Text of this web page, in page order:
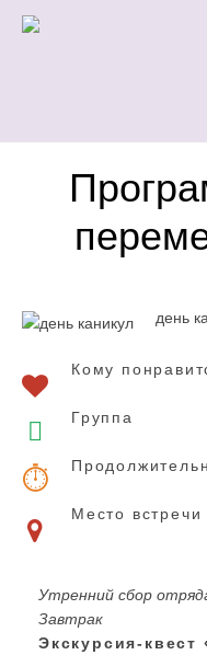
день
Кому
Группа
Место встречи
Утренний сбор
Завтрак
Экскурсия-